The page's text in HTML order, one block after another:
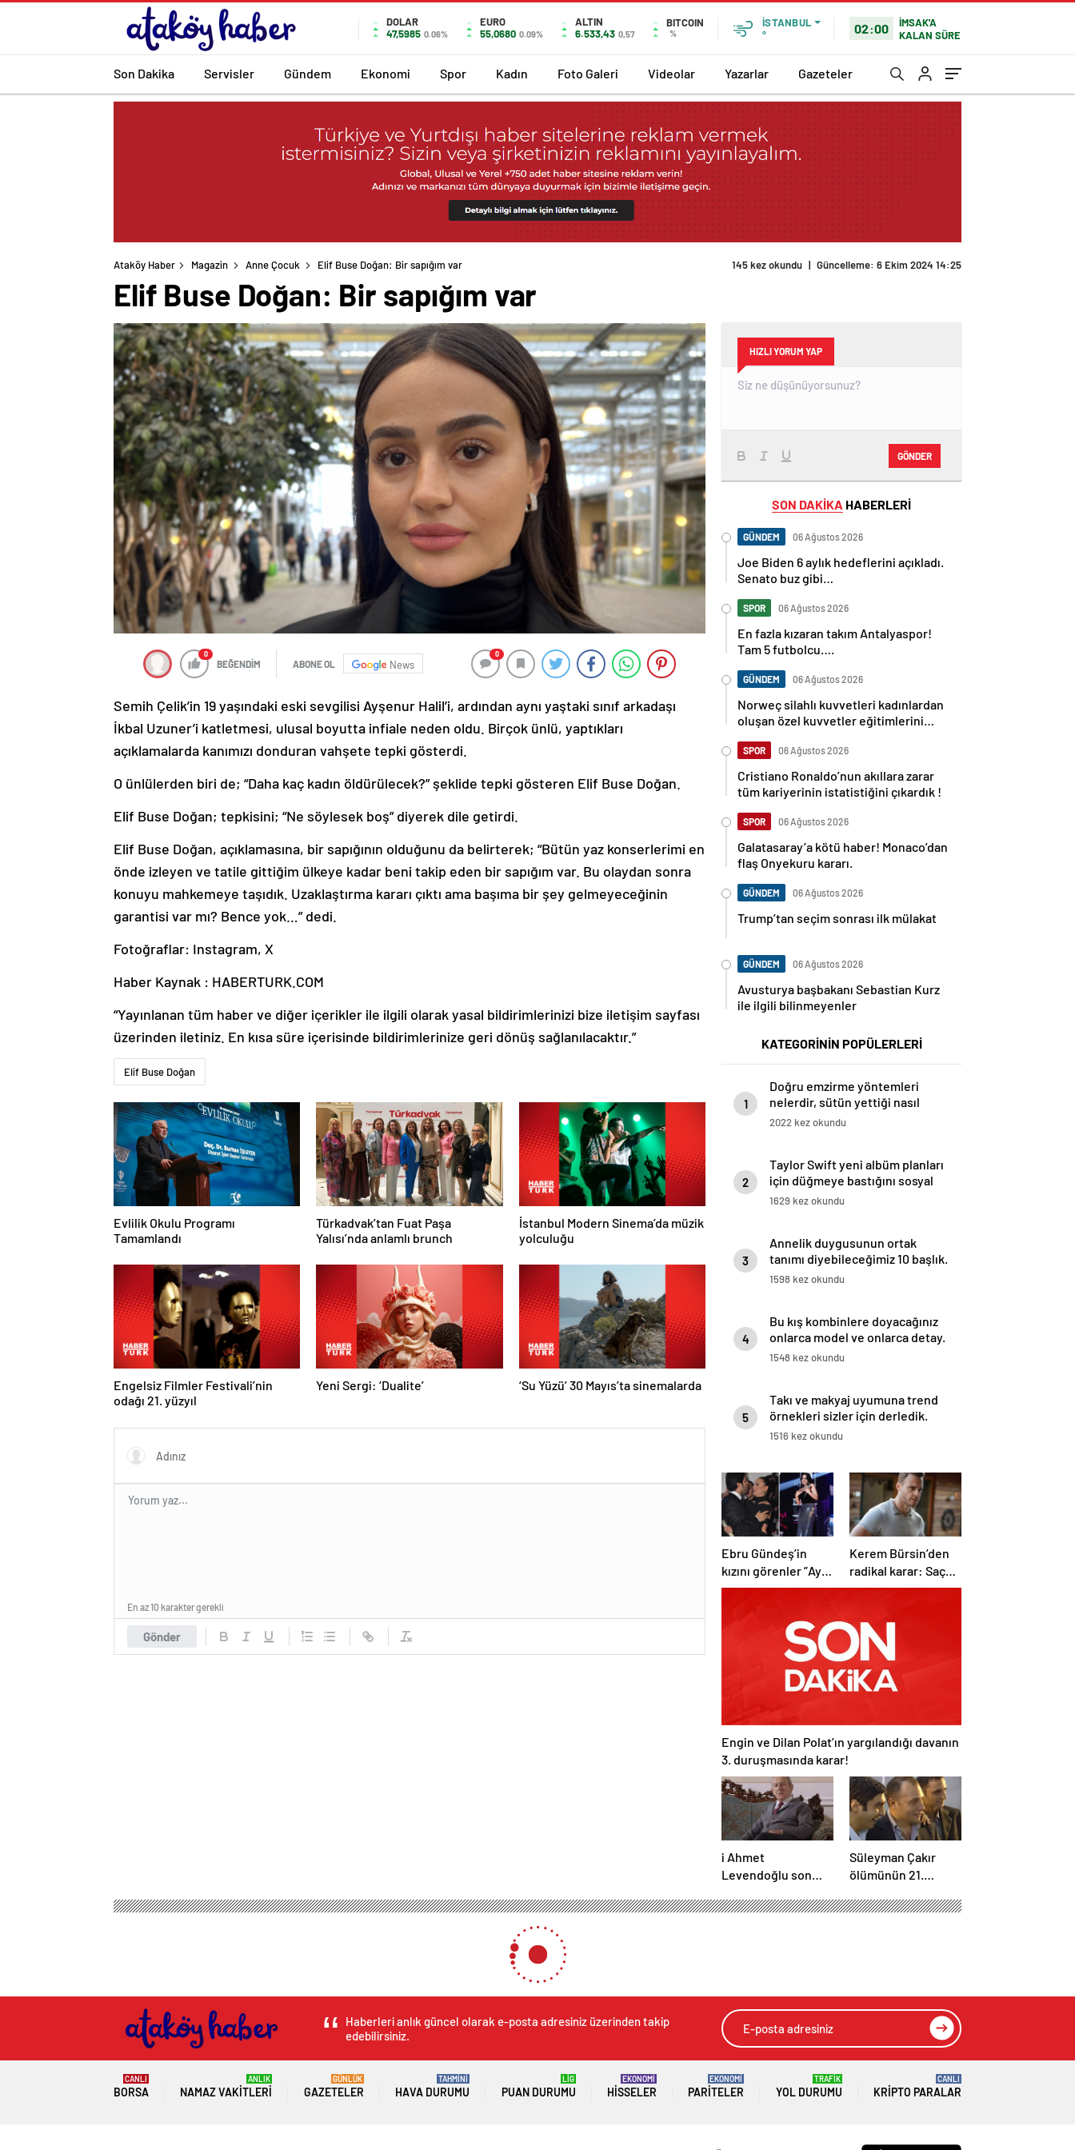
DOLAR
47,5985 0.06%
EURO
55,0680 0.09%
ALTIN
6.533,43 0,57
BITCOIN
%
İSTANBUL
°
02:00
İMSAK'A
KALAN SÜRE
Son Dakika Servisler Gündem Ekonomi Spor Kadın Foto Galeri Videolar Yazarlar Gazeteler
Ataköy Haber Magazin Anne Çocuk Elif Buse Doğan: Bir sapığım var 145 kez okundu | Güncelleme: 6 Ekim 2024 14:25
Elif Buse Doğan: Bir sapığım var
0
BEĞENDİM ABONE OL News
0
Semih Çelik’in 19 yaşındaki eski sevgilisi Ayşenur Halil’i, ardından aynı yaştaki sınıf arkadaşı
İkbal Uzuner’i katletmesi, ulusal boyutta infiale neden oldu. Birçok ünlü, yaptıkları
açıklamalarda kanımızı donduran vahşete tepki gösterdi.
O ünlülerden biri de; “Daha kaç kadın öldürülecek?” şeklide tepki gösteren Elif Buse Doğan.
Elif Buse Doğan; tepkisini; “Ne söylesek boş” diyerek dile getirdi.
Elif Buse Doğan, açıklamasına, bir sapığının olduğunu da belirterek; “Bütün yaz konserlerimi en
önde izleyen ve tatile gittiğim ülkeye kadar beni takip eden bir sapığım var. Bu olaydan sonra
konuyu mahkemeye taşıdık. Uzaklaştırma kararı çıktı ama başıma bir şey gelmeyeceğinin
garantisi var mı? Bence yok…” dedi.
Fotoğraflar: Instagram, X
Haber Kaynak : HABERTURK.COM
“Yayınlanan tüm haber ve diğer içerikler ile ilgili olarak yasal bildirimlerinizi bize iletişim sayfası
üzerinden iletiniz. En kısa süre içerisinde bildirimlerinize geri dönüş sağlanılacaktır.”
Elif Buse Doğan
Evlilik Okulu Programı
Tamamlandı
Türkadvak’tan Fuat Paşa
Yalısı’nda anlamlı brunch
İstanbul Modern Sinema’da müzik
yolculuğu
Engelsiz Filmler Festivali’nin
odağı 21. yüzyıl
Yeni Sergi: ‘Dualite’ ‘Su Yüzü’ 30 Mayıs’ta sinemalarda
Gönder
En az 10 karakter gerekli
HIZLI YORUM YAP
GÖNDER
SON DAKİKA HABERLERİ
GÜNDEM 06 Ağustos 2026
Joe Biden 6 aylık hedeflerini açıkladı.
Senato buz gibi…
SPOR 06 Ağustos 2026
En fazla kızaran takım Antalyaspor!
Tam 5 futbolcu….
GÜNDEM 06 Ağustos 2026
Norweç silahlı kuvvetleri kadınlardan
oluşan özel kuvvetler eğitimlerini
SPOR 06 Ağustos 2026
Cristiano Ronaldo’nun akıllara zarar
tüm kariyerinin istatistiğini çıkardık !
SPOR 06 Ağustos 2026
Galatasaray’a kötü haber! Monaco’dan
flaş Onyekuru kararı.
GÜNDEM 06 Ağustos 2026
Trump’tan seçim sonrası ilk mülakat
GÜNDEM 06 Ağustos 2026
Avusturya başbakanı Sebastian Kurz
ile ilgili bilinmeyenler
KATEGORİNİN POPÜLERLERİ
1
Doğru emzirme yöntemleri
nelerdir, sütün yettiği nasıl
anlaşılır?
2022 kez okundu
2
Taylor Swift yeni albüm planları
için düğmeye bastığını sosyal
medyadan duyurdu!
1629 kez okundu
3
Annelik duygusunun ortak
tanımı diyebileceğimiz 10 başlık.
1598 kez okundu
4
Bu kış kombinlere doyacağınız
onlarca model ve onlarca detay.
1548 kez okundu
5
Takı ve makyaj uyumuna trend
örnekleri sizler için derledik.
1516 kez okundu
Ebru Gündeş’in
kızını görenler ”Aynı
Reza Zarrab”
Kerem Bürsin’den
radikal karar: Saç
ektirtti!
Engin ve Dilan Polat’ın yargılandığı davanın
3. duruşmasında karar!
i Ahmet
Levendoğlu son
uğurlandı
Süleyman Çakır
ölümünün 21.
Haberleri anlık güncel olarak e-posta adresiniz üzerinden takip
edebilirsiniz.
BORSA
CANLI
NAMAZ VAKITLERI
ANLIK
GAZETELER
GÜNLÜK
HAVA DURUMU
TAHMİNİ
PUAN DURUMU
LİG
HISSELER
EKONOMİ
PARITELER
EKONOMİ
YOL DURUMU
TRAFİK
KRIPTO PARALAR
CANLI